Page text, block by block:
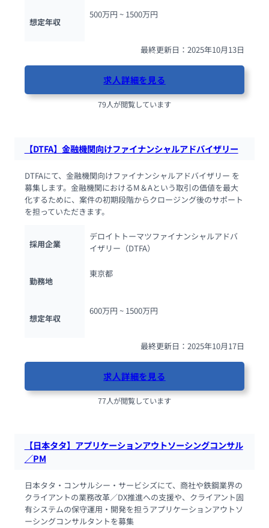
想定年収
500万円 ~ 1500万円
最終更新日：2025年10月13日
求人詳細を見る
79人が閲覧しています
【DTFA】金融機関向けファイナンシャルアドバイザリー
DTFAにて、金融機関向けファイナンシャルアドバイザリー を
募集します。金融機関におけるM＆Aという取引の価値を最大
化するために、案件の初期段階からクロージング後のサポート
を担っていただきます。
採用企業
デロイトトーマツファイナンシャルアドバ
イザリー（DTFA）
勤務地
東京都
想定年収
600万円 ~ 1500万円
最終更新日：2025年10月17日
求人詳細を見る
77人が閲覧しています
【日本タタ】アプリケーションアウトソーシングコンサル
／PM
日本タタ・コンサルシー・サービシズにて、商社や鉄鋼業界の
クライアントの業務改革／DX推進への支援や、クライアント固
有システムの保守運用・開発を担うアプリケーションアウトソ
ーシングコンサルタントを募集